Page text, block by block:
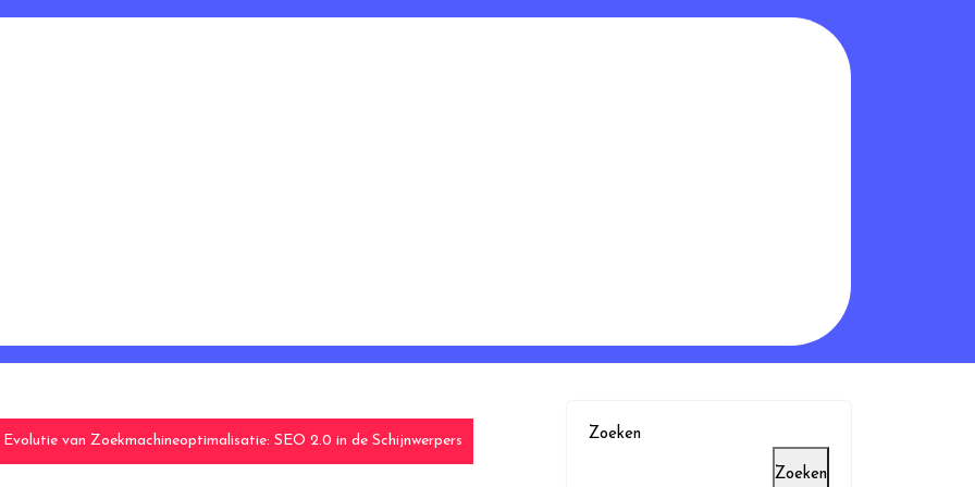
Evolutie van Zoekmachineoptimalisatie: SEO 2.0 in de Schijnwerpers Zoeken
Zoeken